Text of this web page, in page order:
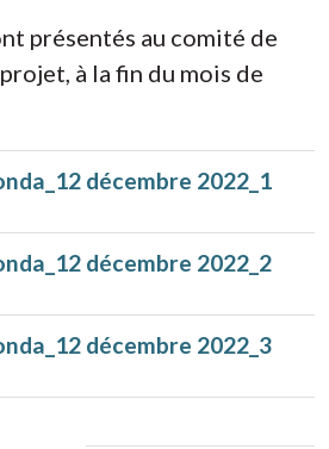
présentés au comité de
à la fin du mois de
décembre 2022_1
décembre 2022_2
décembre 2022_3